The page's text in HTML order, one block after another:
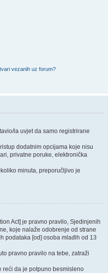
vezanih uz forum?
la uvjet da samo registrirane
dodatnim opcijama koje nisu
privatne poruke, elektronička
minuta, preporučljivo je
Act] je pravno pravilo, Sjedinjenih
koje nalaže odobrenje od strane
podataka [od] osoba mlađih od 13
pravno pravilo na tebe, zatraži
reći da je potpuno besmisleno